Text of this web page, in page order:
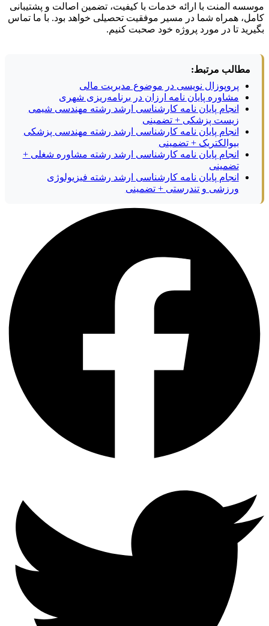
موسسه المنت با ارائه خدمات با کیفیت، تضمین اصالت و پشتیبانی
کامل، همراه شما در مسیر موفقیت تحصیلی خواهد بود. با ما تماس
بگیرید تا در مورد پروژه خود صحبت کنیم.
مطالب مرتبط:
پروپوزال نویسی در موضوع مدیریت مالی
مشاوره پایان نامه ارزان در برنامه‌ریزی شهری
انجام پایان نامه کارشناسی ارشد رشته مهندسی شیمی
زیست پزشکی + تضمینی
انجام پایان نامه کارشناسی ارشد رشته مهندسی پزشکی
بیوالکتریک + تضمینی
انجام پایان نامه کارشناسی ارشد رشته مشاوره شغلی +
تضمینی
انجام پایان نامه کارشناسی ارشد رشته فیزیولوژی
ورزشی و تندرستی + تضمینی